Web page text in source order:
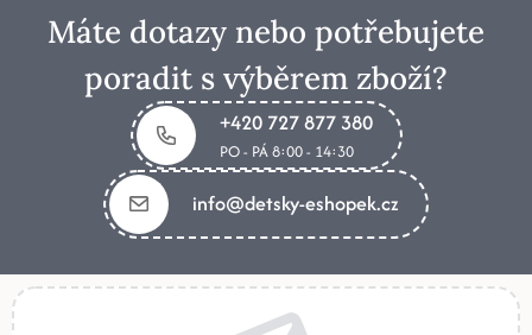
Máte dotazy nebo potřebujete
poradit s výběrem zboží?
+420 727 877 380
PO - PÁ 8:00 - 14:30
info@detsky-eshopek.cz